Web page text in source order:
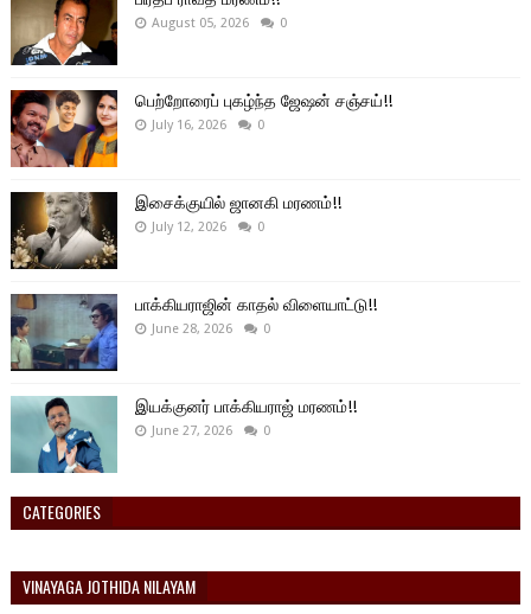
August 05, 2026 0
பெற்றோரைப் புகழ்ந்த ஜேஷன் சஞ்சய்!!
July 16, 2026 0
இசைக்குயில் ஜானகி மரணம்!!
July 12, 2026 0
பாக்கியராஜின் காதல் விளையாட்டு!!
June 28, 2026 0
இயக்குனர் பாக்கியராஜ் மரணம்!!
June 27, 2026 0
CATEGORIES
VINAYAGA JOTHIDA NILAYAM